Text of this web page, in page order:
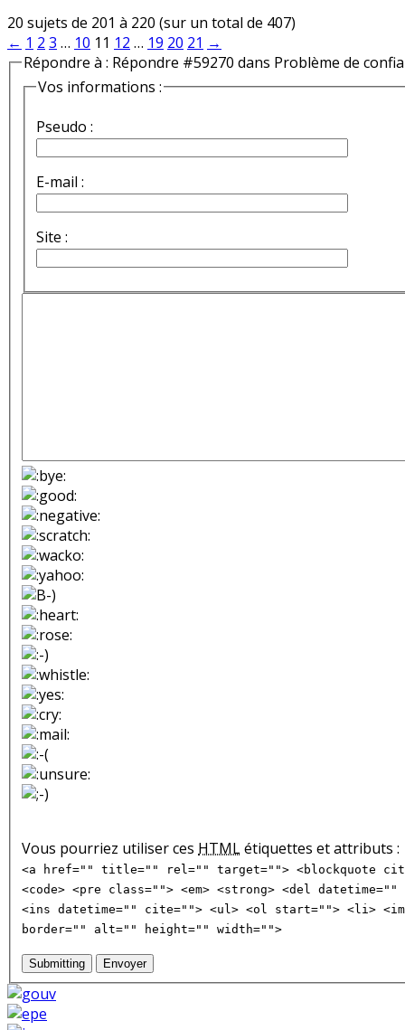
20 sujets de 201 à 220 (sur un total de 407)
← 1 2 3 … 10 11 12 … 19 20 21 →
Répondre à : Répondre #59270 dans Problème de
Vos informations :
Pseudo :
E-mail :
Site :
Vous pourriez utiliser ces HTMLétiquettes et attributs :
<a href="" title="" rel="" target=""> <blockquote
<code> <pre class=""> <em> <strong> <del
<ins datetime="" cite=""> <ul> <ol start=""> <li>
border="" alt="" height="" width="">
Submitting Envoyer